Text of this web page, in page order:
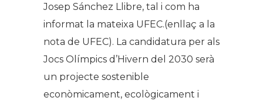
Josep Sánchez Llibre, tal i com ha
informat la mateixa UFEC.(enllaç a la
nota de UFEC). La candidatura per als
Jocs Olímpics d’Hivern del 2030 serà
un projecte sostenible
econòmicament, ecològicament i